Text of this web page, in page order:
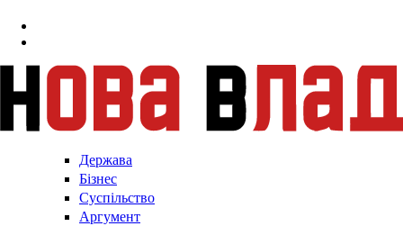
Держава
Бізнес
Суспільство
Аргумент